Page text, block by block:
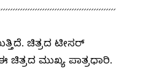
ಚಿತ್ರದ ಟೀಸರ್‌
ಮುಖ್ಯ ಪಾತ್ರಧಾರಿ.